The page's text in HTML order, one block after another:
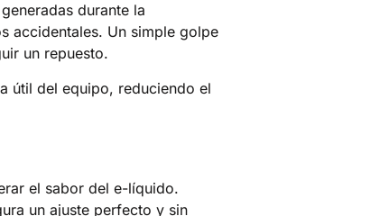
durante la
accidentales. Un simple golpe
un repuesto.
útil del equipo, reduciendo el
el sabor del e-líquido.
un ajuste perfecto y sin